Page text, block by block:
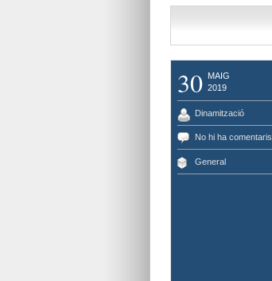
30
MAIG
2019
Dinamització
No hi ha comentaris
General